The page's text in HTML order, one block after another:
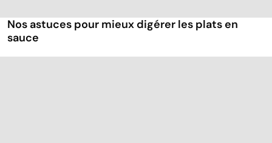
Nos astuces pour mieux digérer les plats en
sauce